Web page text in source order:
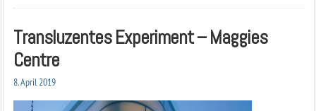
Transluzentes Experiment – Maggies
Centre
8. April 2019